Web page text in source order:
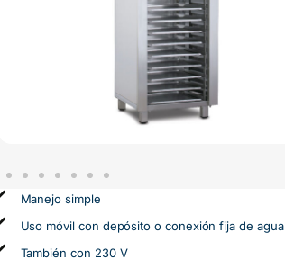
Manejo simple
Uso móvil con depósito o conexión fija de agua
También con 230 V